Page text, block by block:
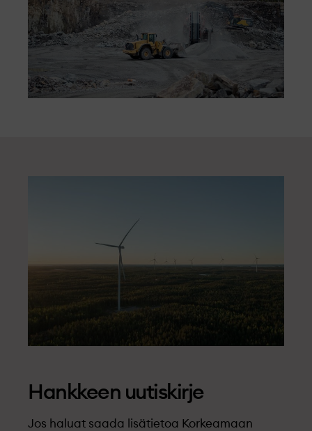
Hankkeen uutiskirje
Jos haluat saada lisätietoa Korkeamaan